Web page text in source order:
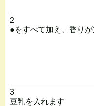
2
●をすべて加え、香り
3
豆乳を入れます